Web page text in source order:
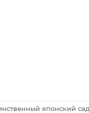
японский